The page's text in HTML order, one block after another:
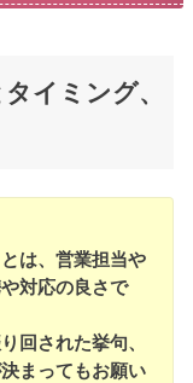
イミング、
は、営業担当や
対応の良さで
回された挙句、
まってもお願い